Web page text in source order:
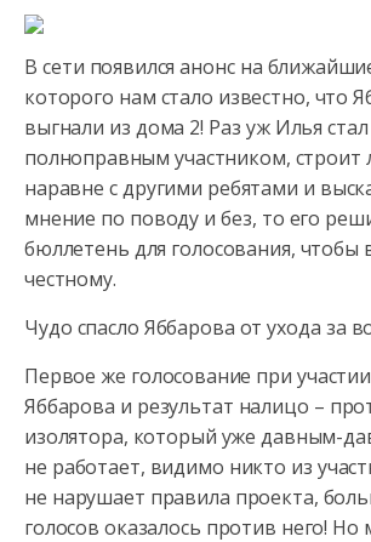
В сети появился анонс на
которого нам стало известно, что
выгнали из дома 2! Раз уж Илья
полноправным участником, строит
наравне с другими ребятами и
мнение по поводу и без, то его
бюллетень для голосования, чтобы
честному.
Чудо спасло Яббарова от ухода за
Первое же голосование при
Яббарова и результат налицо –
изолятора, который уже давным-
не работает, видимо никто из
не нарушает правила проекта,
голосов оказалось против него! Но